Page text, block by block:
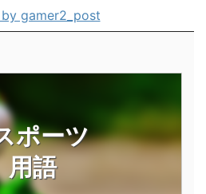
gamer2_post
ポーツ
用語